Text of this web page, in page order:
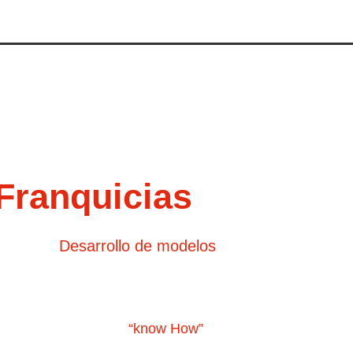
Desarrollo de modelos
“know How”, el cual abarca la